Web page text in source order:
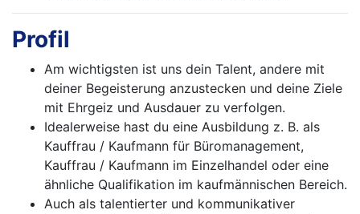
Profil
Am wichtigsten ist uns dein Talent, andere mit
deiner Begeisterung anzustecken und deine Ziele
mit Ehrgeiz und Ausdauer zu verfolgen.
Idealerweise hast du eine Ausbildung z. B. als
Kauffrau / Kaufmann für Büromanagement,
Kauffrau / Kaufmann im Einzelhandel oder eine
ähnliche Qualifikation im kaufmännischen Bereich.
Auch als talentierter und kommunikativer